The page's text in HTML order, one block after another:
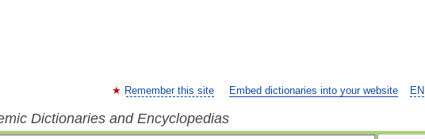
EN
Remember this site Embed dictionaries into your website
Dictionaries and Encyclopedias